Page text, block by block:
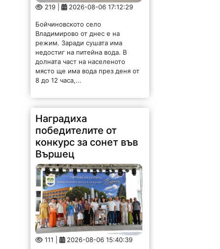
219 | 2026-08-06 17:12:29
Бойчиновското село
Владимирово от днес е на
режим. Заради сушата има
недостиг на питейна вода. В
долната част на населеното
място ще има вода през деня от
8 до 12 часа,...
Наградиха
победителите от
конкурс за сонет във
Вършец
111 | 2026-08-06 15:40:39